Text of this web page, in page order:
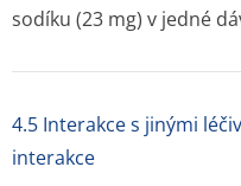
sodíku (23 mg) v jedné
4.5 Interakce s jinými
interakce